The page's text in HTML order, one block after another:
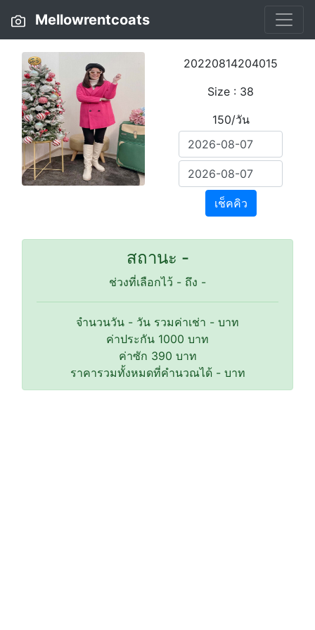
Mellowrentcoats
20220814204015
Size : 38
150/วัน
เช็คคิว
สถานะ -
ช่วงที่เลือกไว้ - ถึง -
จำนวนวัน - วัน รวมค่าเช่า - บาท
ค่าประกัน 1000 บาท
ค่าซัก 390 บาท
ราคารวมทั้งหมดที่คำนวณได้ -บาท